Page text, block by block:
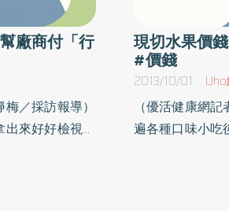
廠商付「行
／採訪報導）
來好好檢視一
現切水果價
#價錢
2013/10/01
（優活健康網
遍各種口味小吃